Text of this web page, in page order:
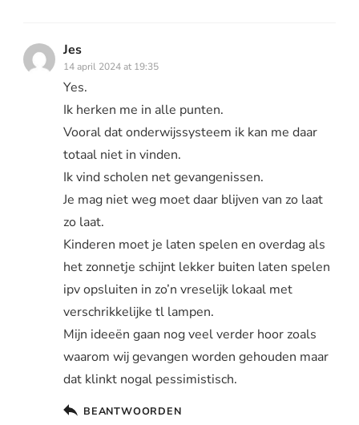
Jes
14 april 2024 at 19:35
Yes.
Ik herken me in alle punten.
Vooral dat onderwijssysteem ik kan me daar
totaal niet in vinden.
Ik vind scholen net gevangenissen.
Je mag niet weg moet daar blijven van zo laat
zo laat.
Kinderen moet je laten spelen en overdag als
het zonnetje schijnt lekker buiten laten spelen
ipv opsluiten in zo’n vreselijk lokaal met
verschrikkelijke tl lampen.
Mijn ideeën gaan nog veel verder hoor zoals
waarom wij gevangen worden gehouden maar
dat klinkt nogal pessimistisch.
BEANTWOORDEN